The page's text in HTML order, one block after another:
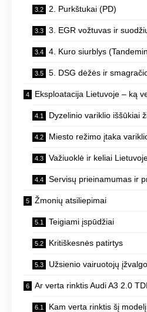
2. Purkštukai (PD)
3. EGR vožtuvas ir
4. Kuro siurblys
5. DSG dėžės ir
Eksploatacija Lietuvoje – ką
Dyzelinio variklio iššūkiai
Miesto režimo įtaka
Važiuoklė ir keliai
Servisų prieinamumas ir
Žmonių atsiliepimai
Teigiami įspūdžiai
Kritiškesnės patirtys
Užsienio vairuotojų
Ar verta rinktis Audi A3 2.0
Kam verta rinktis šį modelį